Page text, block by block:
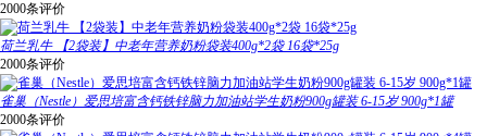
2000条评价
荷兰乳牛 【2袋装】中老年营养奶粉袋装400g*2袋 16袋*25g
2000条评价
雀巢（Nestle）爱思培富含钙铁锌脑力加油站学生奶粉900g罐装 6-15岁 900g*1罐
2000条评价